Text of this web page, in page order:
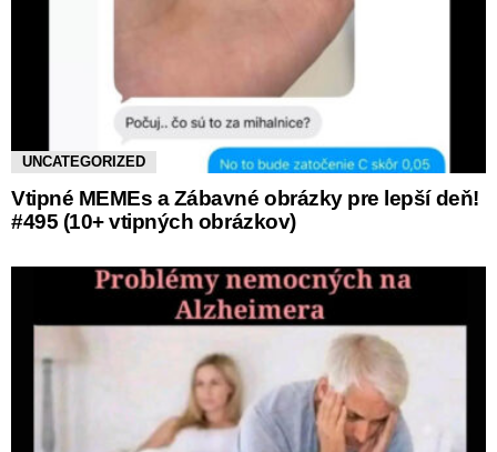
UNCATEGORIZED
Vtipné MEMEs a Zábavné obrázky pre lepší deň!
#495 (10+ vtipných obrázkov)